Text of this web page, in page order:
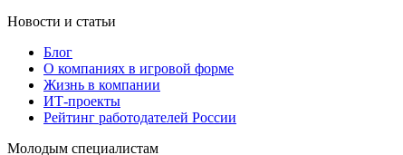
Новости и статьи
Блог
О компаниях в игровой форме
Жизнь в компании
ИТ-проекты
Рейтинг работодателей России
Молодым специалистам